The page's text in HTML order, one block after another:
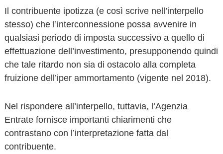
Il contribuente ipotizza (e così scrive nell’interpello
stesso) che l’interconnessione possa avvenire in
qualsiasi periodo di imposta successivo a quello di
effettuazione dell’investimento, presupponendo quindi
che tale ritardo non sia di ostacolo alla completa
fruizione dell’iper ammortamento (vigente nel 2018).
Nel rispondere all’interpello, tuttavia, l’Agenzia
Entrate fornisce importanti chiarimenti che
contrastano con l’interpretazione fatta dal
contribuente.